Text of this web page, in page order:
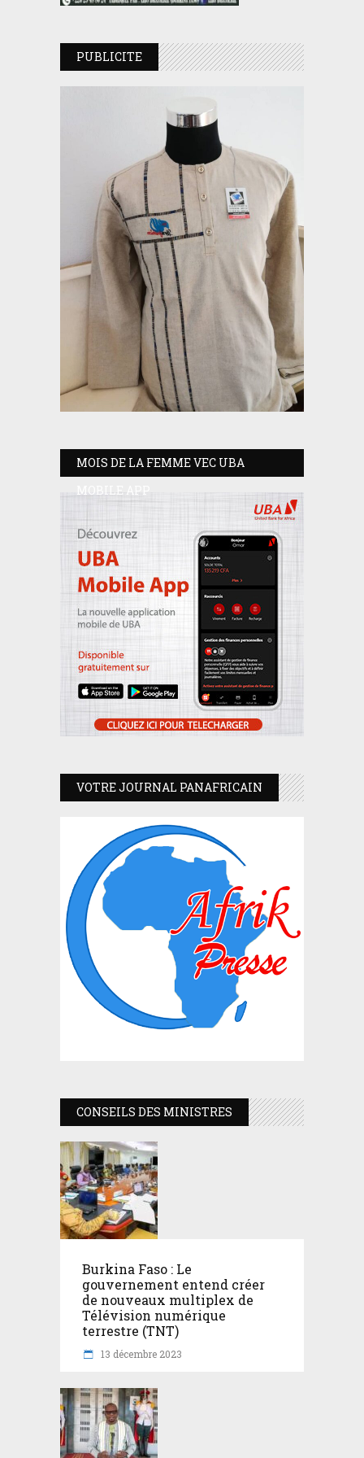
PUBLICITE
MOIS DE LA FEMME VEC UBA
MOBILE APP
VOTRE JOURNAL PANAFRICAIN
CONSEILS DES MINISTRES
Burkina Faso : Le
gouvernement entend créer
de nouveaux multiplex de
Télévision numérique
terrestre (TNT)
13 décembre 2023